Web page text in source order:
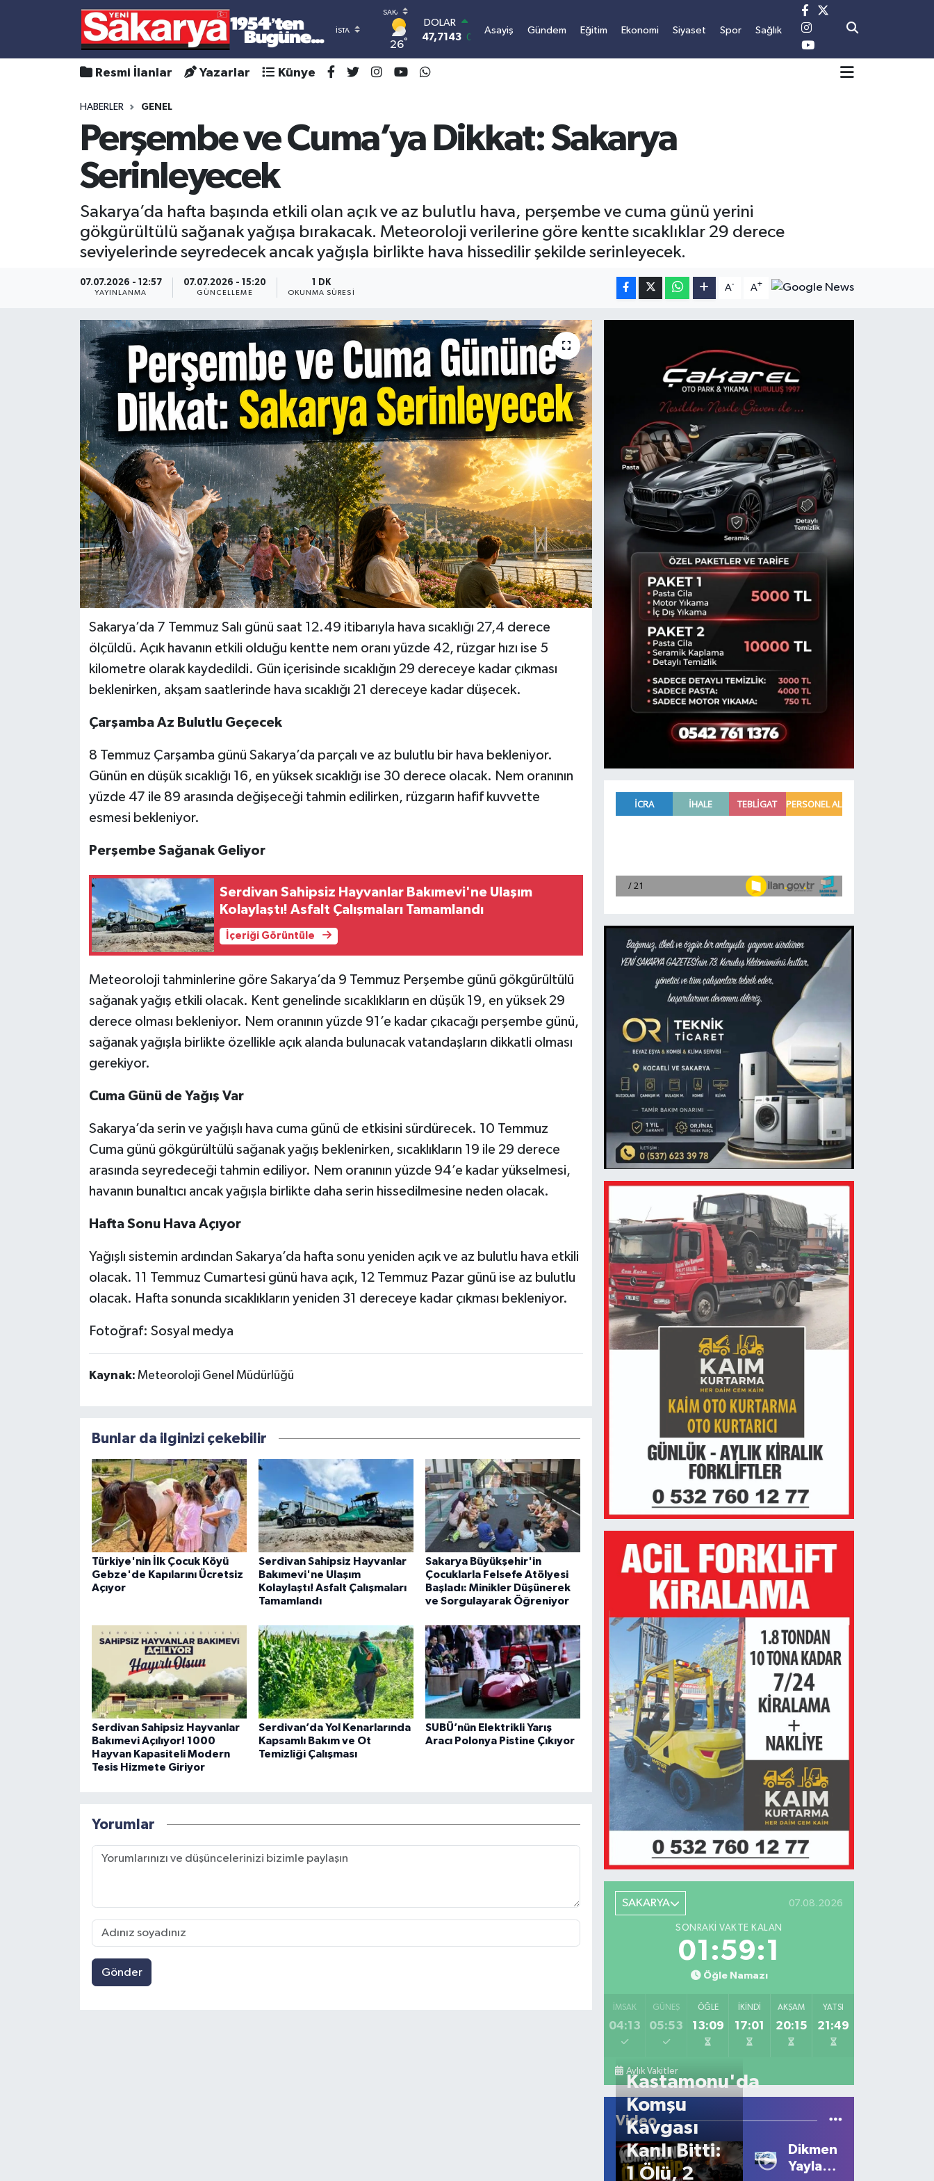
26°
DOLAR
47,7143 0.16
55,0317
6574.81 1.44
BİST100
Asayiş Gündem Eğitim Ekonomi Siyaset Spor Sağlık
Resmi İlanlar Yazarlar Künye
HABERLER GENEL
Perşembe ve Cuma’ya Dikkat: Sakarya
Serinleyecek
Sakarya’da hafta başında etkili olan açık ve az bulutlu hava, perşembe ve cuma günü yerini
gökgürültülü sağanak yağışa bırakacak. Meteoroloji verilerine göre kentte sıcaklıklar 29 derece
seviyelerinde seyredecek ancak yağışla birlikte hava hissedilir şekilde serinleyecek.
07.07.2026 - 12:57
YAYINLANMA
07.07.2026 - 15:20
GÜNCELLEME
1 DK
OKUNMA SÜRESI
A- A+
Sakarya’da 7 Temmuz Salı günü saat 12.49 itibarıyla hava sıcaklığı 27,4 derece
ölçüldü. Açık havanın etkili olduğu kentte nem oranı yüzde 42, rüzgar hızı ise 5
kilometre olarak kaydedildi. Gün içerisinde sıcaklığın 29 dereceye kadar çıkması
beklenirken, akşam saatlerinde hava sıcaklığı 21 dereceye kadar düşecek.
Çarşamba Az Bulutlu Geçecek
8 Temmuz Çarşamba günü Sakarya’da parçalı ve az bulutlu bir hava bekleniyor.
Günün en düşük sıcaklığı 16, en yüksek sıcaklığı ise 30 derece olacak. Nem oranının
yüzde 47 ile 89 arasında değişeceği tahmin edilirken, rüzgarın hafif kuvvette
esmesi bekleniyor.
Perşembe Sağanak Geliyor
Serdivan Sahipsiz Hayvanlar Bakımevi'ne Ulaşım
Kolaylaştı! Asfalt Çalışmaları Tamamlandı
İçeriği Görüntüle
Meteoroloji tahminlerine göre Sakarya’da 9 Temmuz Perşembe günü gökgürültülü
sağanak yağış etkili olacak. Kent genelinde sıcaklıkların en düşük 19, en yüksek 29
derece olması bekleniyor. Nem oranının yüzde 91’e kadar çıkacağı perşembe günü,
sağanak yağışla birlikte özellikle açık alanda bulunacak vatandaşların dikkatli olması
gerekiyor.
Cuma Günü de Yağış Var
Sakarya’da serin ve yağışlı hava cuma günü de etkisini sürdürecek. 10 Temmuz
Cuma günü gökgürültülü sağanak yağış beklenirken, sıcaklıkların 19 ile 29 derece
arasında seyredeceği tahmin ediliyor. Nem oranının yüzde 94’e kadar yükselmesi,
havanın bunaltıcı ancak yağışla birlikte daha serin hissedilmesine neden olacak.
Hafta Sonu Hava Açıyor
Yağışlı sistemin ardından Sakarya’da hafta sonu yeniden açık ve az bulutlu hava etkili
olacak. 11 Temmuz Cumartesi günü hava açık, 12 Temmuz Pazar günü ise az bulutlu
olacak. Hafta sonunda sıcaklıkların yeniden 31 dereceye kadar çıkması bekleniyor.
Fotoğraf: Sosyal medya
Kaynak: Meteoroloji Genel Müdürlüğü
Bunlar da ilginizi çekebilir
Türkiye'nin İlk Çocuk Köyü
Gebze'de Kapılarını Ücretsiz
Açıyor
Serdivan Sahipsiz Hayvanlar
Bakımevi'ne Ulaşım
Kolaylaştı! Asfalt Çalışmaları
Tamamlandı
Sakarya Büyükşehir'in
Çocuklarla Felsefe Atölyesi
Başladı: Minikler Düşünerek
ve Sorgulayarak Öğreniyor
Serdivan Sahipsiz Hayvanlar
Bakımevi Açılıyor! 1000
Hayvan Kapasiteli Modern
Tesis Hizmete Giriyor
Serdivan’da Yol Kenarlarında
Kapsamlı Bakım ve Ot
Temizliği Çalışması
SUBÜ’nün Elektrikli Yarış
Aracı Polonya Pistine Çıkıyor
Yorumlar
Gönder
SAKARYA 07.08.2026
SONRAKI VAKTE KALAN
01:59:1
Öğle Namazı
İMSAK
04:13
GÜNEŞ
05:53
ÖĞLE
13:09
İKINDI
17:01
AKŞAM
20:15
YATSI
21:49
Aylık Vakitler
Video
Kastamonu'da
Komşu
Kavgası
Kanlı Bitti:
1 Ölü, 2
Dikmen
Yaylası'nda